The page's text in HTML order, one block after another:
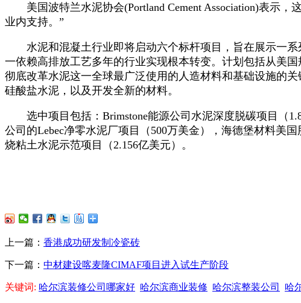
美国波特兰水泥协会(Portland Cement Association)表示，
业内支持。”
水泥和混凝土行业即将启动六个标杆项目，旨在展示一系
一依赖高排放工艺多年的行业实现根本转变。计划包括从美
彻底改革水泥这一全球最广泛使用的人造材料和基础设施的
硅酸盐水泥，以及开发全新的材料。
选中项目包括：Brimstone能源公司水泥深度脱碳项目（
公司的Lebec净零水泥厂项目（500万美金），海德堡材料美
烧粘土水泥示范项目（2.156亿美元）。
上一篇： 香港成功研发制冷瓷砖
下一篇： 中材建设喀麦隆CIMAF项目进入试生产阶段
关键词: 哈尔滨装修公司哪家好 哈尔滨商业装修 哈尔滨整装公司 哈